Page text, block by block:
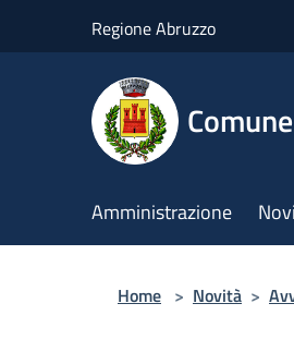
Regione Abruzzo
Amministrazione
Home > Novità >